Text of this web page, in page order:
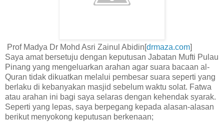
Prof Madya Dr Mohd Asri Zainul Abidin[drmaza.com]
Saya amat bersetuju dengan keputusan Jabatan Mufti Pulau
Pinang yang mengeluarkan arahan agar suara bacaan al-
Quran tidak dikuatkan melalui pembesar suara seperti yang
berlaku di kebanyakan masjid sebelum waktu solat. Fatwa
atau arahan ini bagi saya selaras dengan kehendak syarak.
Seperti yang lepas, saya berpegang kepada alasan-alasan
berikut menyokong keputusan berkenaan;